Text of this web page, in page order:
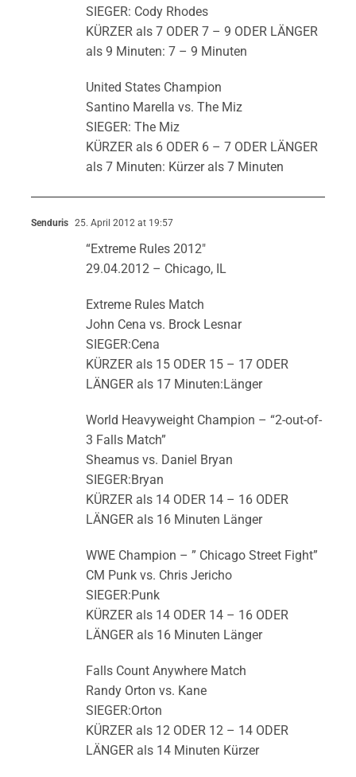
SIEGER: Cody Rhodes
KÜRZER als 7 ODER 7 – 9 ODER LÄNGER
als 9 Minuten: 7 – 9 Minuten
United States Champion
Santino Marella vs. The Miz
SIEGER: The Miz
KÜRZER als 6 ODER 6 – 7 ODER LÄNGER
als 7 Minuten: Kürzer als 7 Minuten
Senduris 25. April 2012 at 19:57
“Extreme Rules 2012″
29.04.2012 – Chicago, IL
Extreme Rules Match
John Cena vs. Brock Lesnar
SIEGER:Cena
KÜRZER als 15 ODER 15 – 17 ODER
LÄNGER als 17 Minuten:Länger
World Heavyweight Champion – “2-out-of-
3 Falls Match”
Sheamus vs. Daniel Bryan
SIEGER:Bryan
KÜRZER als 14 ODER 14 – 16 ODER
LÄNGER als 16 Minuten Länger
WWE Champion – ” Chicago Street Fight”
CM Punk vs. Chris Jericho
SIEGER:Punk
KÜRZER als 14 ODER 14 – 16 ODER
LÄNGER als 16 Minuten Länger
Falls Count Anywhere Match
Randy Orton vs. Kane
SIEGER:Orton
KÜRZER als 12 ODER 12 – 14 ODER
LÄNGER als 14 Minuten Kürzer